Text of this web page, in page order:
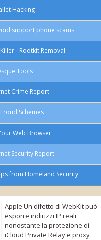
Hacking
support phone scams
- Rootkit Removal
Tools
Crime Report
Schemes
Web Browser
Security Report
from Homeland Security
Apple Un difetto di WebKit può
esporre indirizzi IP reali
nonostante la protezione di
iCloud Private Relay e proxy